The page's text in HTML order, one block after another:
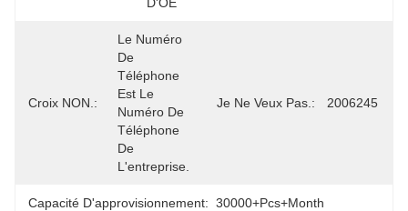
Croix NON.:
Le Numéro
De
Téléphone
Est Le
Numéro De
Téléphone
De
L'entreprise.
Je Ne Veux Pas.: 2006245
Capacité D'approvisionnement: 30000+Pcs+Month